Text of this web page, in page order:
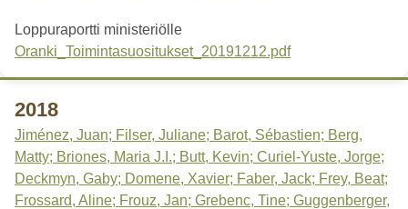
Loppuraportti ministeriölle
Oranki_Toimintasuositukset_20191212.pdf
2018
Jiménez, Juan; Filser, Juliane; Barot, Sébastien; Berg,
Matty; Briones, Maria J.I.; Butt, Kevin; Curiel-Yuste, Jorge;
Deckmyn, Gaby; Domene, Xavier; Faber, Jack; Frey, Beat;
Frossard, Aline; Frouz, Jan; Grebenc, Tine; Guggenberger,